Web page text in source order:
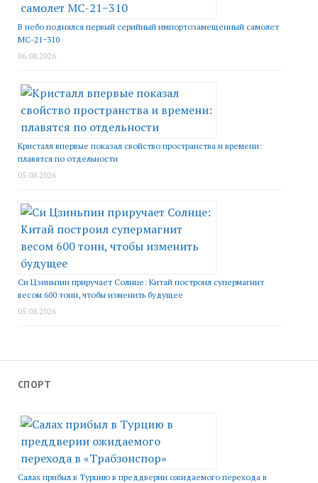
В небо поднялся первый серийный импортозамещенный самолет
МС-21−310
06.08.2026
Кристалл впервые показал свойство пространства и времени:
плавятся по отдельности
05.08.2026
Си Цзиньпин приручает Солнце: Китай построил супермагнит
весом 600 тонн, чтобы изменить будущее
05.08.2026
СПОРТ
Салах прибыл в Турцию в преддверии ожидаемого перехода в